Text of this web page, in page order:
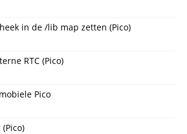
in de /lib map zetten (Pico)
RTC (Pico)
Pico